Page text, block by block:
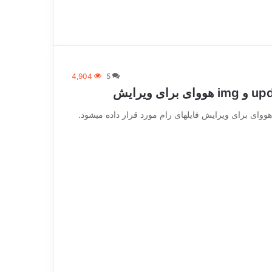
5
4,904
برای ویرایش فایلهای رام مورد قرار داده میشود.